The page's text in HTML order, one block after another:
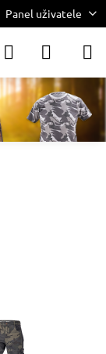
Panel uživatele